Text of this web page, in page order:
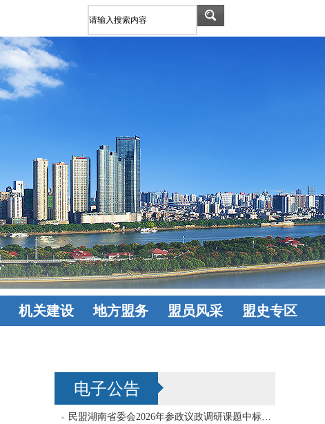
机关建设
地方盟务
邵阳 岳阳
常德 张家界
盟员风采
盟史专区
电子公告
民盟湖南省委会2026年参政议政调研课题中标公告